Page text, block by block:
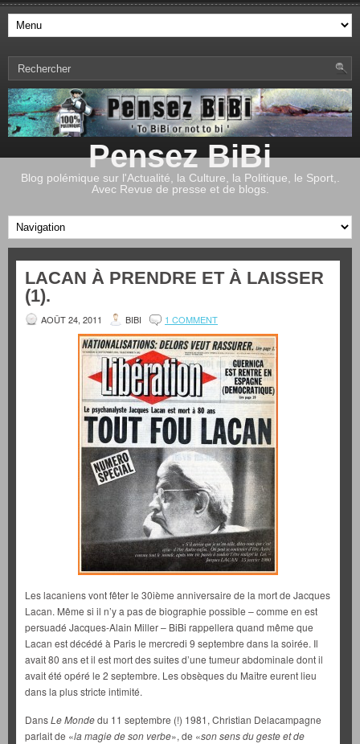
Pensez BiBi
Blog polémique sur l'Actualité, la Culture, la Politique, le Sport,.
Avec Revue de presse et de blogs.
LACAN À PRENDRE ET À LAISSER
(1).
AOÛT 24, 2011 BIBI 1 COMMENT
Les lacaniens vont fêter le 30ième anniversaire de la mort de Jacques
Lacan. Même si il n’y a pas de biographie possible – comme en est
persuadé Jacques-Alain Miller – BiBi rappellera quand même que
Lacan est décédé à Paris le mercredi 9 septembre dans la soirée. Il
avait 80 ans et il est mort des suites d’une tumeur abdominale dont il
avait été opéré le 2 septembre. Les obsèques du Maître eurent lieu
dans la plus stricte intimité.
DansLe Mondedu 11 septembre (!) 1981, Christian Delacampagne
parlait de «la magie de son verbe», de «son sens du geste et de